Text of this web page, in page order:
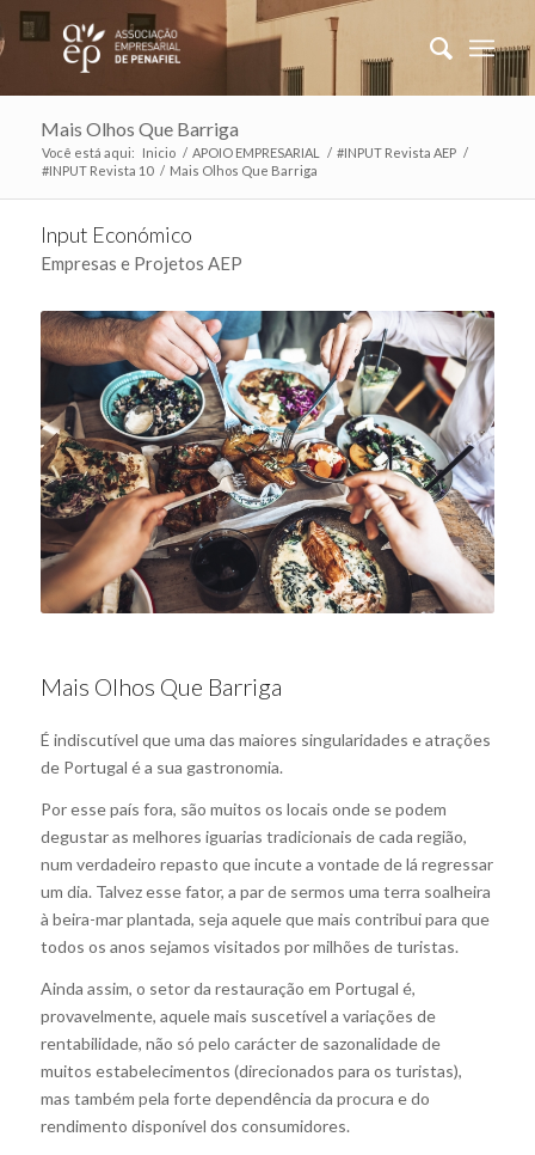
Mais Olhos Que Barriga
Você está aqui: Inicio / APOIO EMPRESARIAL / #INPUT Revista AEP /
#INPUT Revista 10 / Mais Olhos Que Barriga
Input Económico
Empresas e Projetos AEP
Mais Olhos Que Barriga
É indiscutível que uma das maiores singularidades e atrações
de Portugal é a sua gastronomia.
Por esse país fora, são muitos os locais onde se podem
degustar as melhores iguarias tradicionais de cada região,
num verdadeiro repasto que incute a vontade de lá regressar
um dia. Talvez esse fator, a par de sermos uma terra soalheira
à beira-mar plantada, seja aquele que mais contribui para que
todos os anos sejamos visitados por milhões de turistas.
Ainda assim, o setor da restauração em Portugal é,
provavelmente, aquele mais suscetível a variações de
rentabilidade, não só pelo carácter de sazonalidade de
muitos estabelecimentos (direcionados para os turistas),
mas também pela forte dependência da procura e do
rendimento disponível dos consumidores.